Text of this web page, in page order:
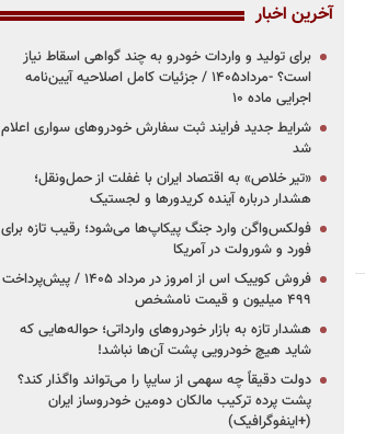
آخرین اخبار
برای تولید و واردات خودرو به چند گواهی اسقاط نیاز
است؟ -مرداد۱۴۰۵ / جزئیات کامل اصلاحیه آیین‌نامه
اجرایی ماده ۱۰
شرایط جدید فرایند ثبت سفارش خودروهای سواری اعلام
شد
«تیر خلاص» به اقتصاد ایران با غفلت از حمل‌ونقل؛
هشدار درباره آینده کریدورها و لجستیک
فولکس‌واگن وارد جنگ پیکاپ‌ها می‌شود؛ رقیب تازه برای
فورد و شورولت در آمریکا
فروش کوییک اس از امروز در مرداد ۱۴۰۵ / پیش‌پرداخت
۴۹۹ میلیون و قیمت نامشخص
هشدار تازه به بازار خودروهای وارداتی؛ حواله‌هایی که
شاید هیچ خودرویی پشت آن‌ها نباشد!
دولت دقیقاً چه سهمی از سایپا را می‌تواند واگذار کند؟
پشت پرده ترکیب مالکان دومین خودروساز ایران
(+اینفوگرافیک)